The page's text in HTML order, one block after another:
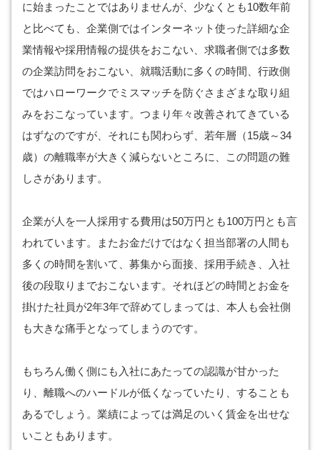
に始まったことではありませんが、少なくとも10数年前
と比べても、企業側ではインターネット使った詳細な企
業情報や採用情報の提供をおこない、求職者側では多数
の企業訪問をおこない、就職活動に多くの時間、行政側
ではハローワークでミスマッチを防ぐさまざまな取り組
みをおこなっています。つまり年々改善されてきている
はずなのですが、それにも関わらず、若年層（15歳～34
歳）の離職率が大きく減らないところに、この問題の難
しさがあります。
企業が人を一人採用する費用は50万円とも100万円とも言
われています。またお金だけではなく担当部署の人間も
多くの時間を割いて、募集から面接、採用手続き、入社
後の段取りまでおこないます。それほどの時間とお金を
掛けた社員が2年3年で辞めてしまっては、本人も会社側
も大きな痛手となってしまうのです。
もちろん働く側にも入社にあたっての認識が甘かった
り、離職へのハードルが低くなっていたり、することも
あるでしょう。業績によっては満足のいく賃金を出せな
いこともあります。